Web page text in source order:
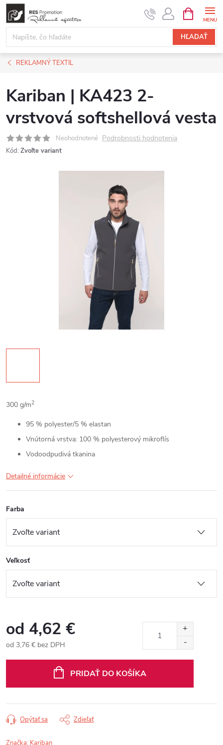
Prejsť
obsah
HĽADAŤ
KOŠÍK
REKLAMNÝ TEXTIL
Kariban | KA423 2-
vrstvová softshellová vesta
Neohodnotené Podrobnosti hodnotenia
Kód: Zvoľte variant
300 g/m2
95 % polyester/5 % elastan
Vnútorná vrstva: 100 % polyesterový mikroflís
Vodoodpudivá tkanina
Detailné informácie
Farba
Veľkosť
od 4,62 €
od 3,76 € bez DPH
PRIDAŤ DO KOŠÍKA
Opýtať sa Zdieľať
Značka: Kariban